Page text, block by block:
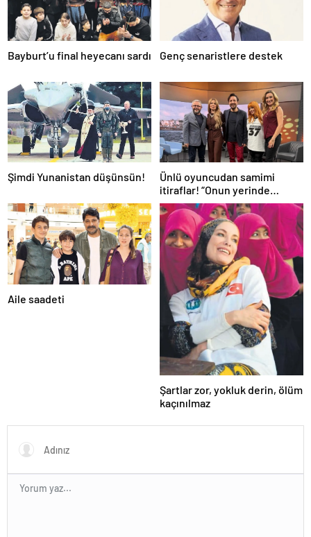
Bayburt’u final heyecanı sardı Genç senaristlere destek
Şimdi Yunanistan düşünsün!
Ünlü oyuncudan samimi
itiraflar! “Onun yerinde
olsaydım diye çok düşündüm”
Aile saadeti
Şartlar zor, yokluk derin, ölüm
kaçınılmaz